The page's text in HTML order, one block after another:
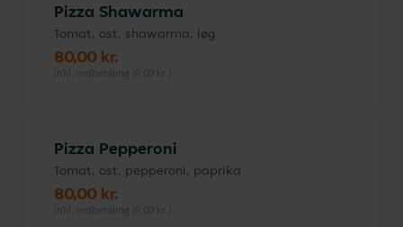
Pizza Shawarma
Tomat, ost, shawarma, løg
80,00 kr.
inkl. indbetaling (0,00 kr.)
Pizza Pepperoni
Tomat, ost, pepperoni, paprika
80,00 kr.
inkl. indbetaling (0,00 kr.)